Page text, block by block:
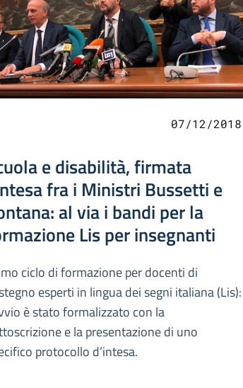
07/12/2018
e disabilità, firmata
fra i Ministri Bussetti e
al via i bandi per la
Lis per insegnanti
ciclo di formazione per docenti di
esperti in lingua dei segni italiana (Lis):
è stato formalizzato con la
e la presentazione di uno
protocollo d’intesa.